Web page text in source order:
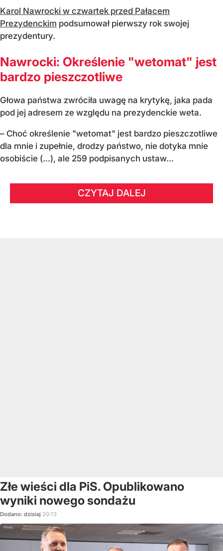
Karol Nawrocki w czwartek przed Pałacem
Prezydenckim podsumował pierwszy rok swojej
prezydentury.
Nawrocki: Określenie "wetomat" jest
bardzo pieszczotliwe
Głowa państwa zwróciła uwagę na krytykę, jaka pada
pod jej adresem ze względu na prezydenckie weta.
– Choć określenie "wetomat" jest bardzo pieszczotliwe
dla mnie i zupełnie, drodzy państwo, nie dotyka mnie
osobiście (…), ale 259 podpisanych ustaw...
CZYTAJ DALEJ
Złe wieści dla PiS. Opublikowano
wyniki nowego sondażu
Dodano: dzisiaj 20:13